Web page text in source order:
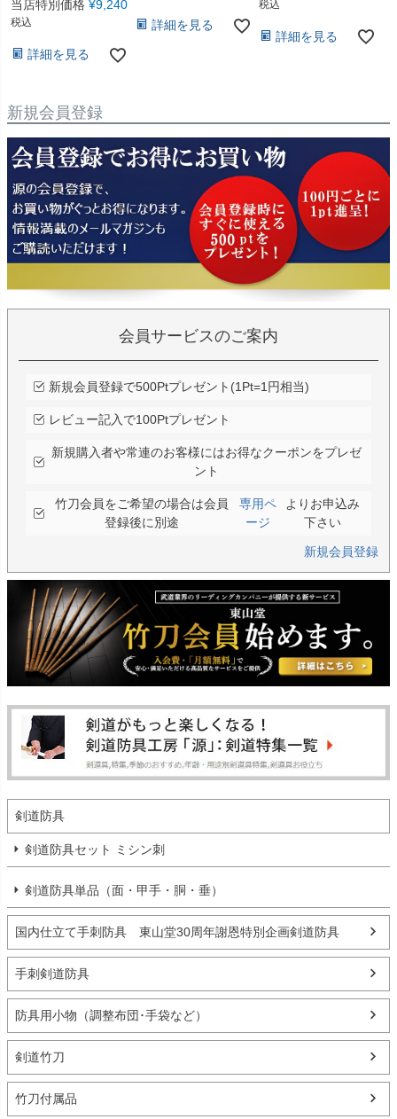
当店特別価格 ¥9,240
税込
詳細を見る
詳細を見る
税込
詳細を見る
新規会員登録
会員サービスのご案内
新規会員登録で500Ptプレゼント(1Pt=1円相当)
レビュー記入で100Ptプレゼント
新規購入者や常連のお客様にはお得なクーポンをプレゼ
ント
竹刀会員をご希望の場合は会員
登録後に別途
専用ペ
ージ
よりお申込み
下さい
新規会員登録
剣道防具
剣道防具セット ミシン刺
剣道防具単品（面・甲手・胴・垂）
国内仕立て手刺防具 東山堂30周年謝恩特別企画剣道防具
手刺剣道防具
防具用小物（調整布団･手袋など）
剣道竹刀
竹刀付属品